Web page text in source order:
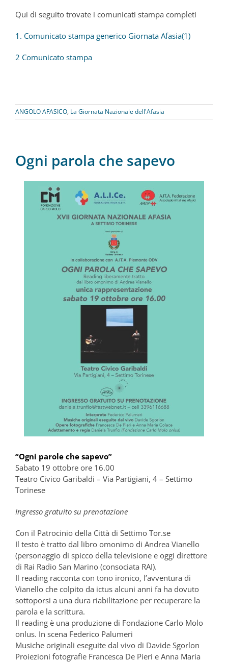
Qui di seguito trovate i comunicati stampa completi
1. Comunicato stampa generico Giornata Afasia(1)
2 Comunicato stampa
ANGOLO AFASICO, La Giornata Nazionale dell'Afasia
Ogni parola che sapevo
“Ogni parole che sapevo”
Sabato 19 ottobre ore 16.00
Teatro Civico Garibaldi – Via Partigiani, 4 – Settimo
Torinese
Ingresso gratuito su prenotazione
Con il Patrocinio della Città di Settimo Tor.se
Il testo è tratto dal libro omonimo di Andrea Vianello
(personaggio di spicco della televisione e oggi direttore
di Rai Radio San Marino (consociata RAI).
Il reading racconta con tono ironico, l’avventura di
Vianello che colpito da ictus alcuni anni fa ha dovuto
sottoporsi a una dura riabilitazione per recuperare la
parola e la scrittura.
Il reading è una produzione di Fondazione Carlo Molo
onlus. In scena Federico Palumeri
Musiche originali eseguite dal vivo di Davide Sgorlon
Proiezioni fotografie Francesca De Pieri e Anna Maria